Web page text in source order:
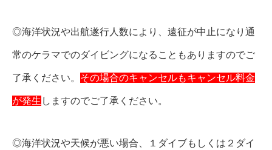
◎海洋状況や出航遂行人数により、遠征が中止になり通
常のケラマでのダイビングになることもありますのでご
了承ください。 その場合のキャンセルもキャンセル料金
が発生 しますのでご了承ください。
◎海洋状況や天候が悪い場合、１ダイブもしくは２ダイ